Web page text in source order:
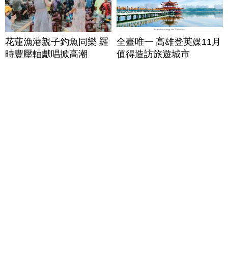
花蓮漁港親子釣魚同樂 羅
時豐壓軸獻唱掀高潮
全臺唯一 高雄登英媒11月
值得造訪旅遊城市